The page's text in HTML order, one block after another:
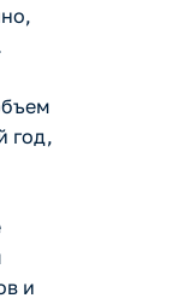
год,
и